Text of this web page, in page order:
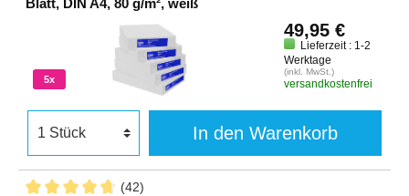
Blatt, DIN A4, 80 g/m², weiß
5x
49,95 €
Lieferzeit : 1-2
Werktage
(inkl. MwSt.)
versandkostenfrei
In den Warenkorb
(42)